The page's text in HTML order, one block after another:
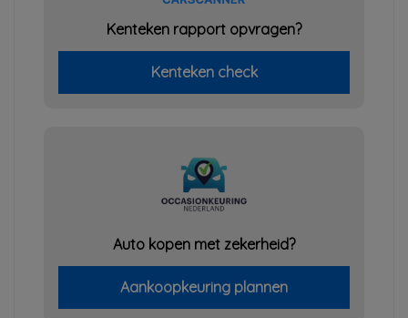
Kenteken rapport opvragen?
Kenteken check
Auto kopen met zekerheid?
Aankoopkeuring plannen